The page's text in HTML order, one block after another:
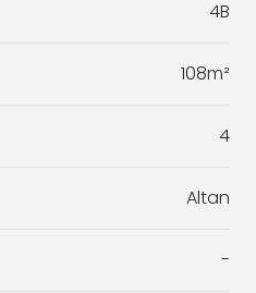
4B
108m²
4
Altan
-